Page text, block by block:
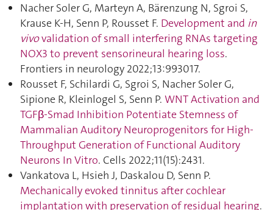
Nacher Soler G, Marteyn A, Bärenzung N, Sgroi S,
Krause K-H, Senn P, Rousset F. Development and in
vivovalidation of small interfering RNAs targeting
NOX3 to prevent sensorineural hearing loss.
Frontiers in neurology 2022;13:993017.
Rousset F, Schilardi G, Sgroi S, Nacher Soler G,
Sipione R, Kleinlogel S, Senn P. WNT Activation and
TGFβ-Smad Inhibition Potentiate Stemness of
Mammalian Auditory Neuroprogenitors for High-
Throughput Generation of Functional Auditory
Neurons In Vitro. Cells 2022;11(15):2431.
Vankatova L, Hsieh J, Daskalou D, Senn P.
Mechanically evoked tinnitus after cochlear
implantation with preservation of residual hearing.